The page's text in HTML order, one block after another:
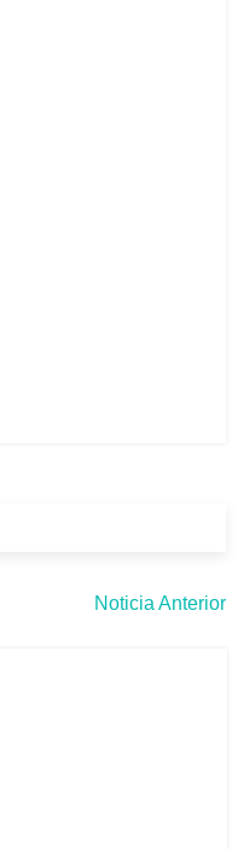
Noticia Anterior